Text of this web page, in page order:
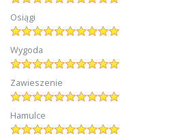
Osiągi
Wygoda
Zawieszenie
Hamulce